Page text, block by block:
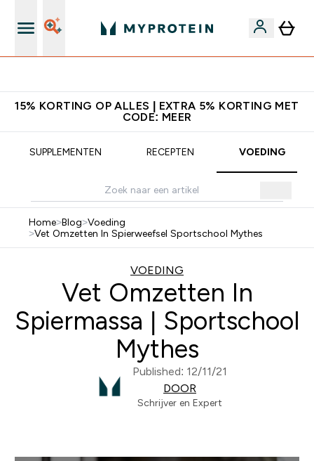
15% KORTING OP ALLES | EXTRA 5% KORTING MET
CODE: MEER
SUPPLEMENTEN RECEPTEN VOEDING
Home>Blog>Voeding
>Vet Omzetten In Spierweefsel Sportschool Mythes
VOEDING
Vet Omzetten In
Spiermassa | Sportschool
Mythes
Published: 12/11/21
DOOR
Schrijver en Expert